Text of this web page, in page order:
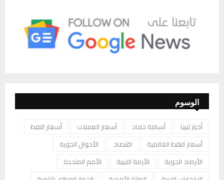
الوسوم
أخبار ليبيا أسامة حماد أسعار العملات
أسعار النفط
أسعار النفط العالمية
اقتصاد
الأحوال الجوية
الأرصاد الجوية
الأزمة الليبية
الأمم المتحدة